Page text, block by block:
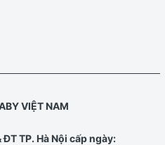
VIỆT NAM
TP. Hà Nội cấp ngày: